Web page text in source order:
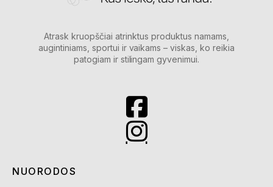
Atrask kruopščiai atrinktus produktus namams,
augintiniams, sportui ir vaikams – viskas, ko reikia
patogiam ir stilingam gyvenimui.
NUORODOS